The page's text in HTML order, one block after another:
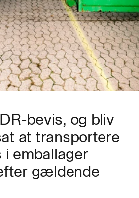
bevis, og bliv
at transportere
emballager
gældende